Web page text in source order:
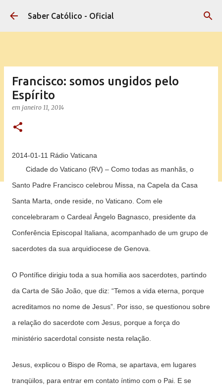
Pular para o conteúdo principal
Saber Católico - Oficial
Francisco: somos ungidos pelo
Espírito
em janeiro 11, 2014
2014-01-11 Rádio Vaticana
Cidade do Vaticano (RV) – Como todas as manhãs, o
Santo Padre Francisco celebrou Missa, na Capela da Casa
Santa Marta, onde reside, no Vaticano. Com ele
concelebraram o Cardeal Ângelo Bagnasco, presidente da
Conferência Episcopal Italiana, acompanhado de um grupo de
sacerdotes da sua arquidiocese de Genova.
O Pontífice dirigiu toda a sua homilia aos sacerdotes, partindo
da Carta de São João, que diz: “Temos a vida eterna, porque
acreditamos no nome de Jesus”. Por isso, se questionou sobre
a relação do sacerdote com Jesus, porque a força do
ministério sacerdotal consiste nesta relação.
Jesus, explicou o Bispo de Roma, se apartava, em lugares
tranqüilos, para entrar em contato íntimo com o Pai. E se